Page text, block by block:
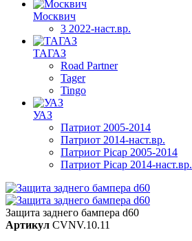
Москвич
3 2022-наст.вр.
ТАГАЗ
Road Partner
Tager
Tingo
УАЗ
Патриот 2005-2014
Патриот 2014-наст.вр.
Патриот Picap 2005-2014
Патриот Picap 2014-наст.вр.
Защита заднего бампера d60
Артикул CVNV.10.11